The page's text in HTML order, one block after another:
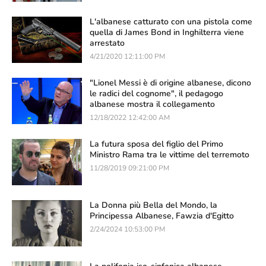
L'albanese catturato con una pistola come
quella di James Bond in Inghilterra viene
arrestato
4/21/2020 12:11:00 PM
"Lionel Messi è di origine albanese, dicono
le radici del cognome", il pedagogo
albanese mostra il collegamento
12/18/2022 12:42:00 AM
La futura sposa del figlio del Primo
Ministro Rama tra le vittime del terremoto
11/28/2019 09:21:00 PM
La Donna più Bella del Mondo, la
Principessa Albanese, Fawzia d'Egitto
2/24/2024 10:53:00 PM